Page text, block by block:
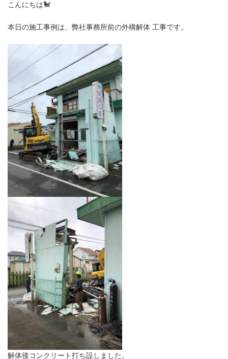
こんにちは🐩
本日の施工事例は、弊社事務所前の外構解体 工事です。
解体後コンクリート打ち設しました。